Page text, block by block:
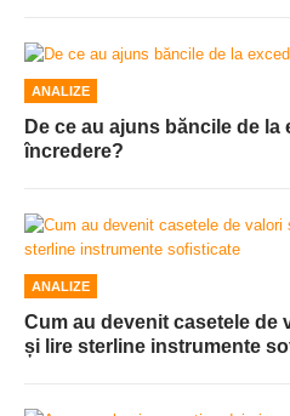
ANALIZE
De ce au ajuns băncile de
încredere?
ANALIZE
Cum au devenit casetele de
și lire sterline instrumente